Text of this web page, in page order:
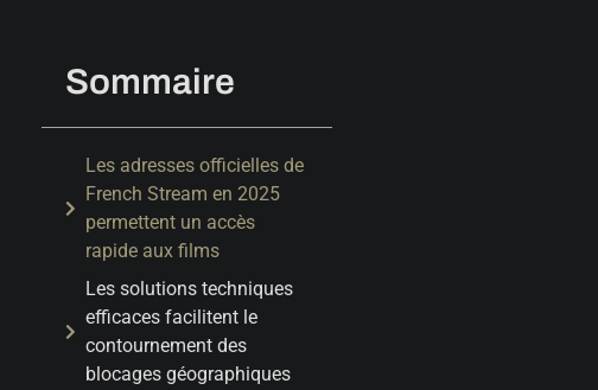
Sommaire
Les adresses officielles de
French Stream en 2025
permettent un accès
rapide aux films
Les solutions techniques
efficaces facilitent le
contournement des
blocages géographiques